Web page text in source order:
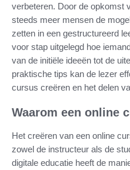
verbeteren. Door de opkomst
steeds meer mensen de
zetten in een gestructureerd
voor stap uitgelegd hoe
van de initiële ideeën tot de
praktische tips kan de lezer
cursus creëren en het delen
Waarom een online
Het creëren van een online
zowel de instructeur als de
digitale educatie heeft de